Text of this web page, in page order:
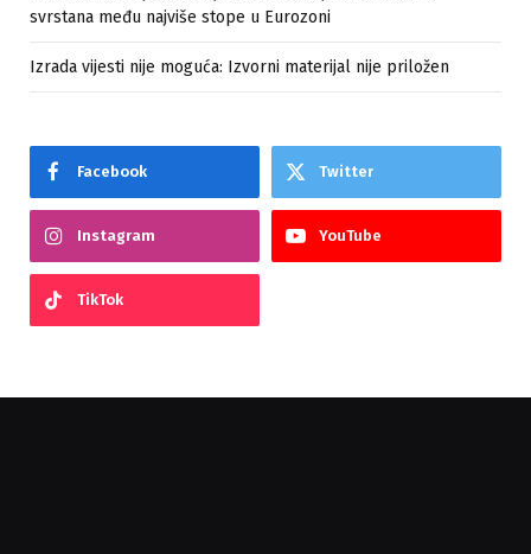
svrstana među najviše stope u Eurozoni
Izrada vijesti nije moguća: Izvorni materijal nije priložen
Facebook Twitter
Instagram YouTube
TikTok